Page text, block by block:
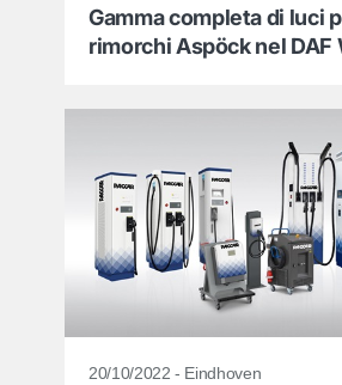
Gamma completa di luci
rimorchi Aspöck nel DAF
20/10/2022 - Eindhoven